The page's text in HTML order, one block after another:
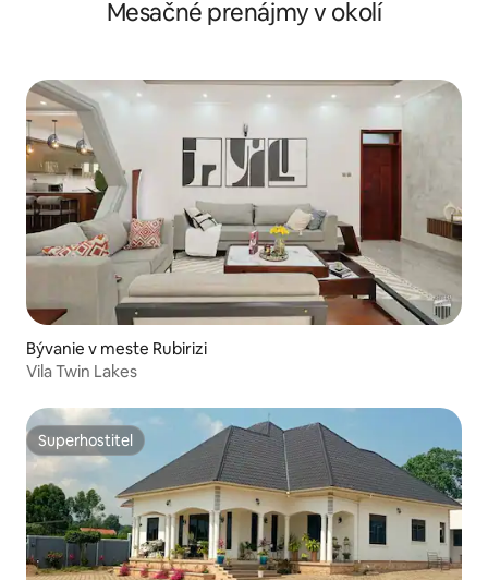
Mesačné prenájmy v okolí
Bývanie v meste Rubirizi
Vila Twin Lakes
Superhostiteľ
Superhostiteľ